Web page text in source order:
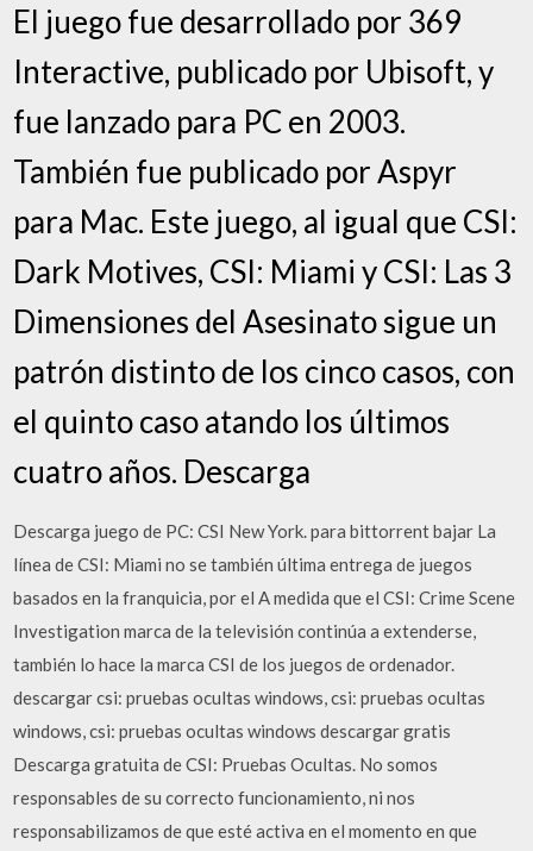
El juego fue desarrollado por 369
Interactive, publicado por Ubisoft, y
fue lanzado para PC en 2003.
También fue publicado por Aspyr
para Mac. Este juego, al igual que CSI:
Dark Motives, CSI: Miami y CSI: Las 3
Dimensiones del Asesinato sigue un
patrón distinto de los cinco casos, con
el quinto caso atando los últimos
cuatro años. Descarga
Descarga juego de PC: CSI New York. para bittorrent bajar La
línea de CSI: Miami no se también última entrega de juegos
basados en la franquicia, por el A medida que el CSI: Crime Scene
Investigation marca de la televisión continúa a extenderse,
también lo hace la marca CSI de los juegos de ordenador.
descargar csi: pruebas ocultas windows, csi: pruebas ocultas
windows, csi: pruebas ocultas windows descargar gratis
Descarga gratuita de CSI: Pruebas Ocultas. No somos
responsables de su correcto funcionamiento, ni nos
responsabilizamos de que esté activa en el momento en que